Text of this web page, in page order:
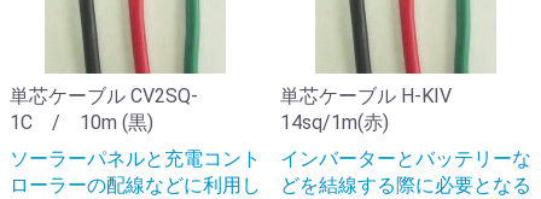
単芯ケーブル CV2SQ-
1C / 10m (黒)
ソーラーパネルと充電コント
ローラーの配線などに利用し
単芯ケーブル H-KIV
14sq/1m(赤)
インバーターとバッテリーな
どを結線する際に必要となる